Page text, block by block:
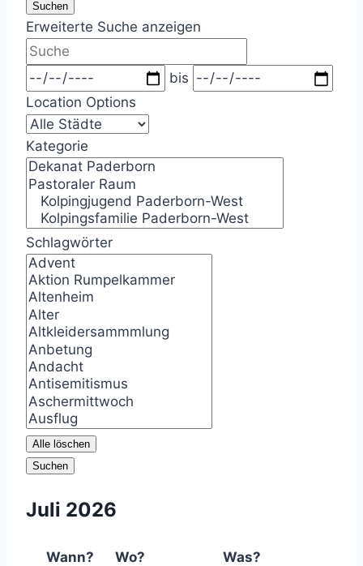
Suchergebnisse
Suchen
Erweiterte Suche anzeigen
Suche
Zeitraum
bis
Location Options
Ort
Kategorie
Kategorie
Schlagwörter
Schlagwörter
Alle löschen
Suchen
Juli 2026
Wann? Wo?
Was?